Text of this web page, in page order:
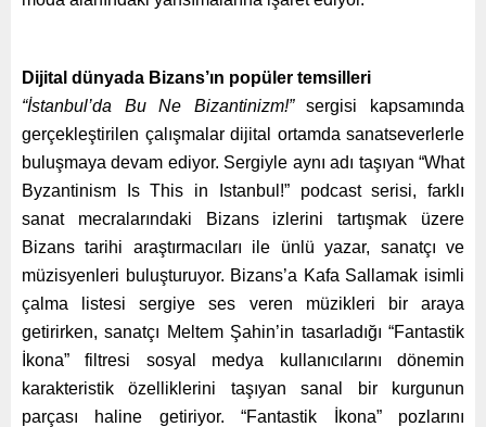
Dijital dünyada Bizans’ın popüler temsilleri
“İstanbul’da Bu Ne Bizantinizm!”sergisi kapsamında
gerçekleştirilen çalışmalar dijital ortamda sanatseverlerle
buluşmaya devam ediyor. Sergiyle aynı adı taşıyan “What
Byzantinism Is This in Istanbul!” podcast serisi, farklı
sanat mecralarındaki Bizans izlerini tartışmak üzere
Bizans tarihi araştırmacıları ile ünlü yazar, sanatçı ve
müzisyenleri buluşturuyor. Bizans’a Kafa Sallamak isimli
çalma listesi sergiye ses veren müzikleri bir araya
getirirken, sanatçı Meltem Şahin’in tasarladığı “Fantastik
İkona” filtresi sosyal medya kullanıcılarını dönemin
karakteristik özelliklerini taşıyan sanal bir kurgunun
parçası haline getiriyor. “Fantastik İkona” pozlarını